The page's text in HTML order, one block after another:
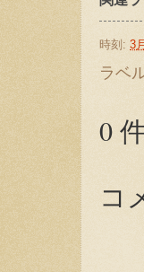
時刻: 3
ラベ
0
コ